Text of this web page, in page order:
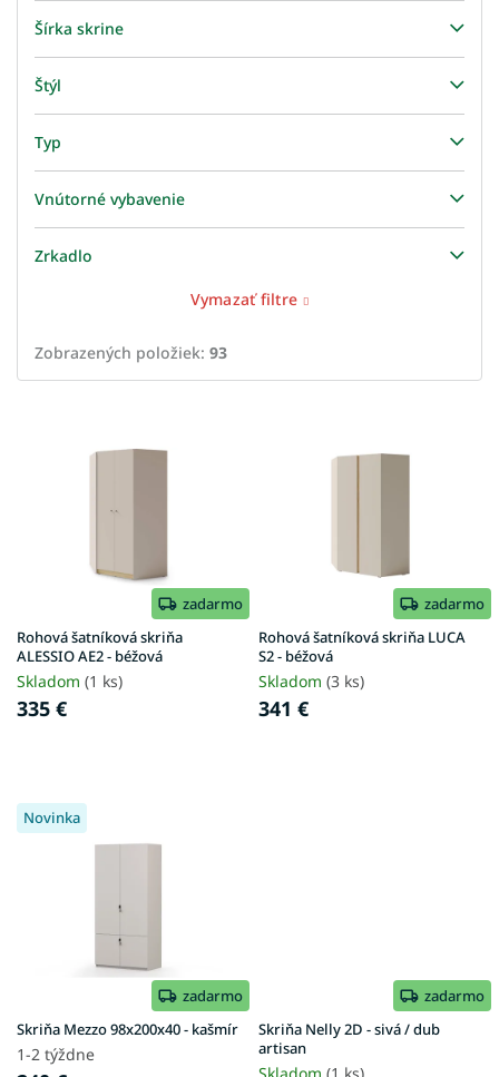
Šírka skrine
Štýl
Typ
Vnútorné vybavenie
Zrkadlo
Vymazať filtre
Zobrazených položiek: 93
u
k
t
o
zadarmo
Rohová šatníková skriňa
ALESSIO AE2 - béžová
Skladom (1 ks)
335 €
zadarmo
Rohová šatníková skriňa LUCA
S2 - béžová
Skladom (3 ks)
341 €
Novinka
zadarmo
Skriňa Mezzo 98x200x40 - kašmír
1-2 týždne
zadarmo
Skriňa Nelly 2D - sivá / dub
artisan